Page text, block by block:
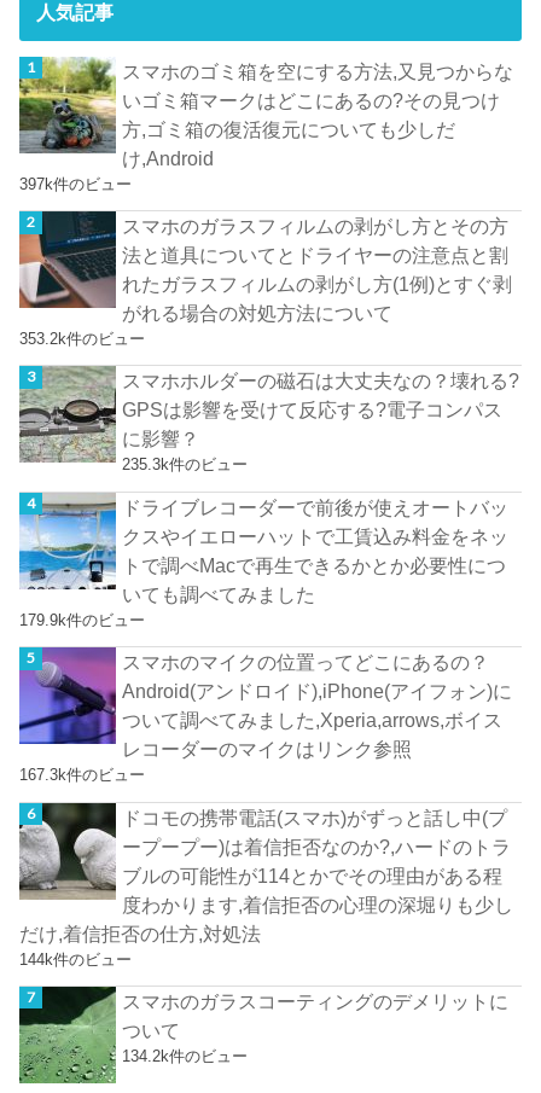
人気記事
スマホのゴミ箱を空にする方法,又見つからな
いゴミ箱マークはどこにあるの?その見つけ
方,ゴミ箱の復活復元についても少しだ
け,Android
397k件のビュー
スマホのガラスフィルムの剥がし方とその方
法と道具についてとドライヤーの注意点と割
れたガラスフィルムの剥がし方(1例)とすぐ剥
がれる場合の対処方法について
353.2k件のビュー
スマホホルダーの磁石は大丈夫なの？壊れる?
GPSは影響を受けて反応する?電子コンパス
に影響？
235.3k件のビュー
ドライブレコーダーで前後が使えオートバッ
クスやイエローハットで工賃込み料金をネッ
トで調べMacで再生できるかとか必要性につ
いても調べてみました
179.9k件のビュー
スマホのマイクの位置ってどこにあるの？
Android(アンドロイド),iPhone(アイフォン)に
ついて調べてみました,Xperia,arrows,ボイス
レコーダーのマイクはリンク参照
167.3k件のビュー
ドコモの携帯電話(スマホ)がずっと話し中(プ
ープープー)は着信拒否なのか?,ハードのトラ
ブルの可能性が114とかでその理由がある程
度わかります,着信拒否の心理の深堀りも少し
だけ,着信拒否の仕方,対処法
144k件のビュー
スマホのガラスコーティングのデメリットに
ついて
134.2k件のビュー